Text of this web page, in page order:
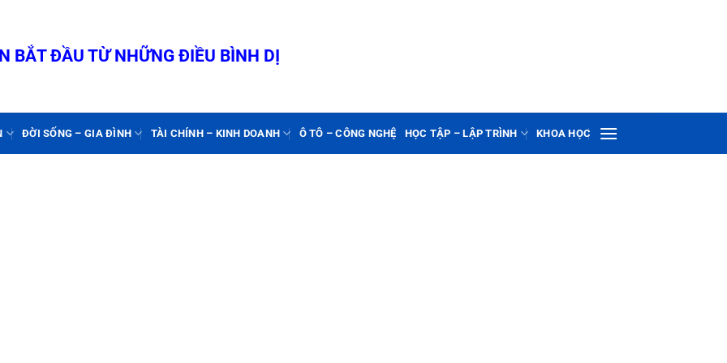
BẮT ĐẦU TỪ NHỮNG ĐIỀU BÌNH DỊ
ĐỜI SỐNG – GIA ĐÌNH TÀI CHÍNH – KINH DOANH Ô TÔ – CÔNG NGHỆ HỌC TẬP – LẬP TRÌNH KHOA HỌC